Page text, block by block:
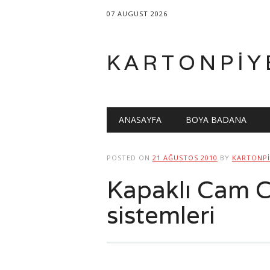
07 AUGUST 2026
Main menu
ANASAYFA BOYA BADANA
POSTED ON 21 AĞUSTOS 2010 BY
Kapaklı Cam
sistemleri